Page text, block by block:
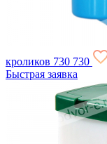
кроликов 730 730
Быстрая заявка